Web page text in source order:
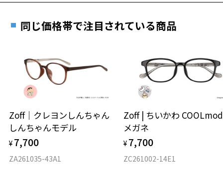
19.8g
※着脱式サングラス：デモレンズ、アタッチメント込みの重さ
タイプ
材質
す。
実店舗で度数を測定いただけます
お近くのZoff実店舗にて度数を測定いただけます（無料）。
その際は記入用紙をダウンロードしてお使いください。
同じ価格帯で注目されている商品
Zoff｜クレヨンしんちゃん
しんちゃんモデル
¥ 7,700
ZA261035-43A1
Zoff | ちいかわ
メガネ
¥ 7,700
ZC261002-14E1